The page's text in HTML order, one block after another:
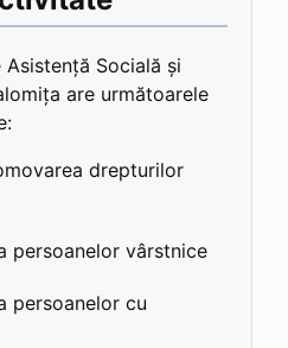
Socială și
are următoarele
drepturilor
persoanelor vârstnice
persoanelor cu